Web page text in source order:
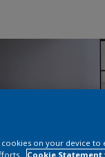
on your device to
Cookie